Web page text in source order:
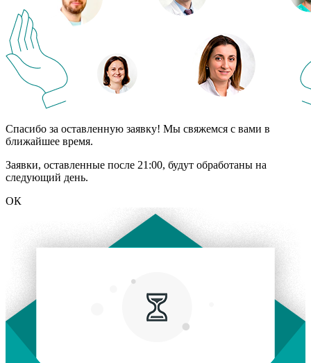
Спасибо за оставленную заявку! Мы свяжемся с вами в
ближайшее время.
Заявки, оставленные после 21:00, будут обработаны на
следующий день.
ОК